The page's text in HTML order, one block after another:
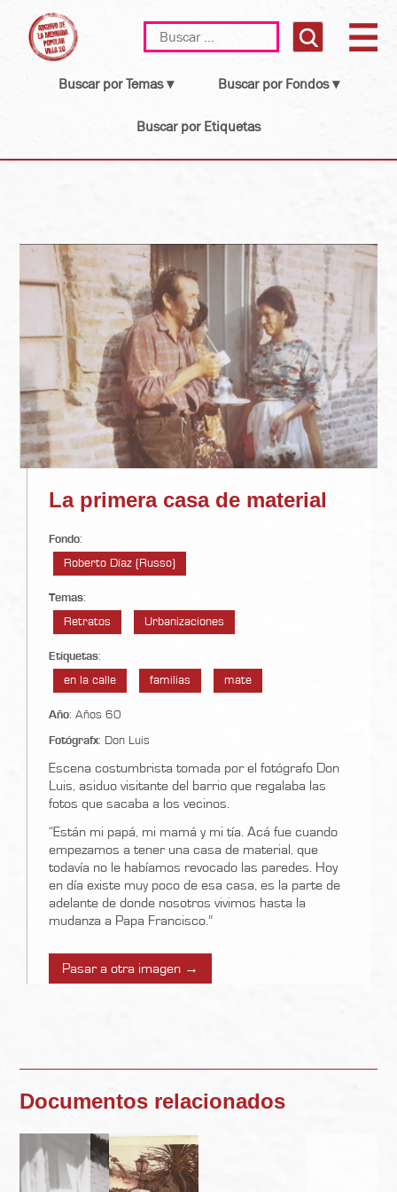
content
Buscar:
Buscar por Temas ▾ Buscar por Fondos ▾
Buscar por Etiquetas
La primera casa de material
Fondo:
Roberto Díaz (Russo)
Temas:
Retratos
Urbanizaciones
Etiquetas:
en la calle
familias mate
Año: Años 60
Fotógrafx: Don Luis
Escena costumbrista tomada por el fotógrafo Don
Luis, asiduo visitante del barrio que regalaba las
fotos que sacaba a los vecinos.
“Están mi papá, mi mamá y mi tía. Acá fue cuando
empezamos a tener una casa de material, que
todavía no le habíamos revocado las paredes. Hoy
en día existe muy poco de esa casa, es la parte de
adelante de donde nosotros vivimos hasta la
mudanza a Papa Francisco.”
Pasar a otra imagen →
Documentos relacionados